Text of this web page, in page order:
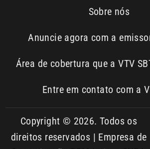
01.773.119.0001-60